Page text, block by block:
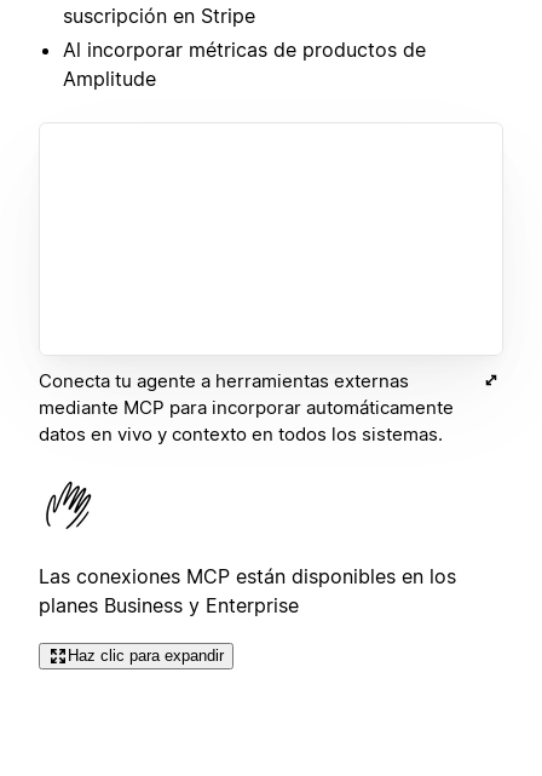
suscripción en Stripe
Al incorporar métricas de productos de
Amplitude
Conecta tu agente a herramientas externas
mediante MCP para incorporar automáticamente
datos en vivo y contexto en todos los sistemas.
Las conexiones MCP están disponibles en los
planes Business y Enterprise
Haz clic para expandir